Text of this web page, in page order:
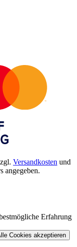
Versandkosten und
angegeben.
Erfahrung
Cookies akzeptieren